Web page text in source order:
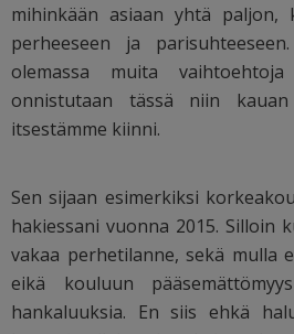
mihinkään asiaan yhtä paljon,
perheeseen ja
olemassa muita
onnistutaan tässä niin
itsestämme kiinni.
Sen sijaan esimerkiksi
hakiessani vuonna 2015. Silloin
vakaa perhetilanne, sekä mulla
eikä kouluun
hankaluuksia. En siis ehkä